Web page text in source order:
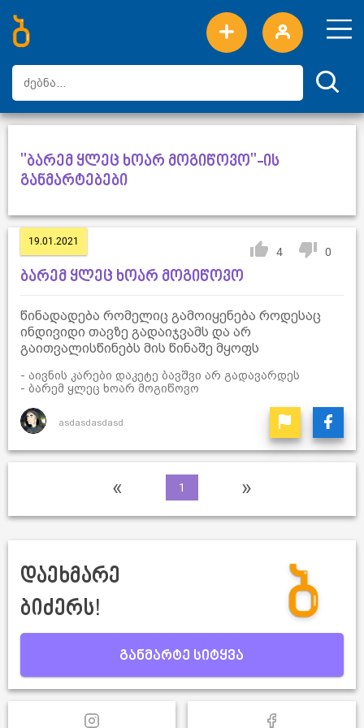
ახალი სიტყვები
ტოპ სიტყვები
დღის ტოპ სიტყვები
ტოპ მომხმარებლები
"ბარემ ყლეც ხოარ მოგიწოვო"-ის
განმარტებები
19.01.2021
4 0
ბარემ ყლეც ხოარ მოგიწოვო
წინადადება რომელიც გამოიყენება როდესაც
ინდივიდი თავზე გადაიჯვამს და არ
გაითვალისწინებს მის წინაშე მყოფს
- აივნის კარები დაკეტე ბავშვი არ გადავარდეს
- ბარემ ყლეც ხოარ მოგიწოვო
asdasdasdasd
« 1 »
დაეხმარე
ბიძერს!
განმარტე სიტყვა